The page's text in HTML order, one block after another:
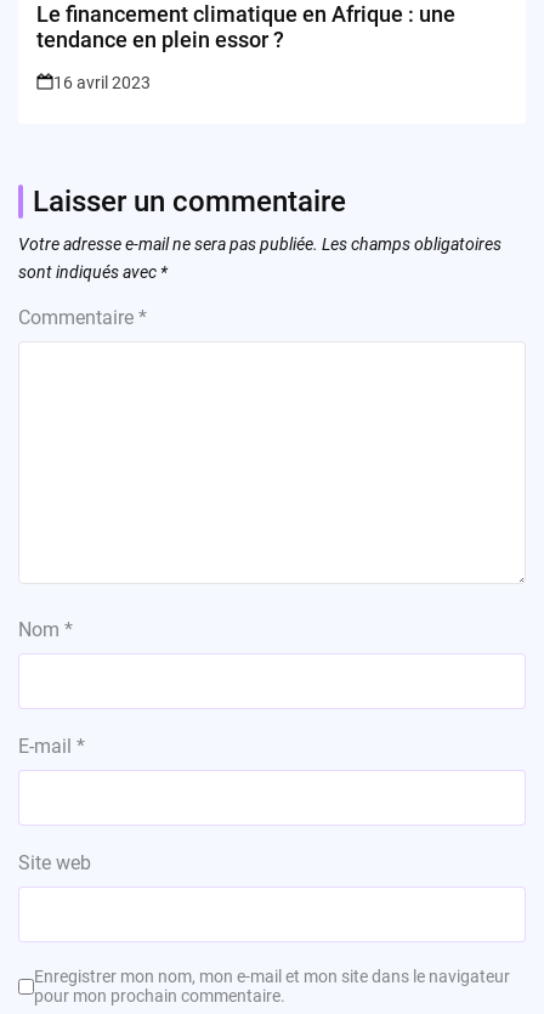
Le financement climatique en Afrique : une
tendance en plein essor ?
16 avril 2023
Laisser un commentaire
Votre adresse e-mail ne sera pas publiée. Les champs obligatoires
sont indiqués avec *
Commentaire *
Nom *
E-mail *
Site web
Enregistrer mon nom, mon e-mail et mon site dans le navigateur
pour mon prochain commentaire.